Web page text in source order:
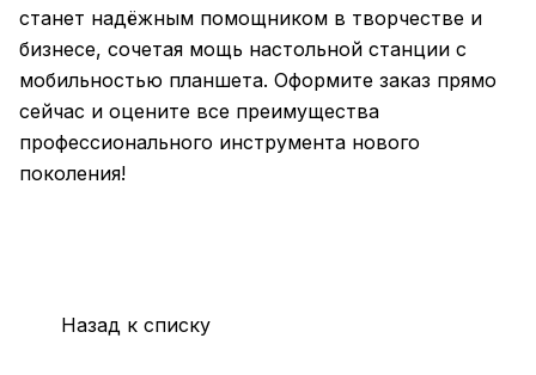
станет надёжным помощником в творчестве и
бизнесе, сочетая мощь настольной станции с
мобильностью планшета. Оформите заказ прямо
сейчас и оцените все преимущества
профессионального инструмента нового
поколения!
Назад к списку